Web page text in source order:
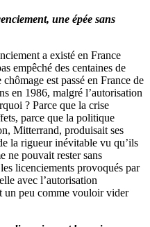
une épée sans
a existé en France
empêché des centaines de
est passé en France de
en 1986, malgré l’autorisation
? Parce que la crise
parce que la politique
Mitterrand, produisait ses
la rigueur inévitable vu qu’ils
ne pouvait rester sans
licenciements provoqués par
avec l’autorisation
un peu comme vouloir vider